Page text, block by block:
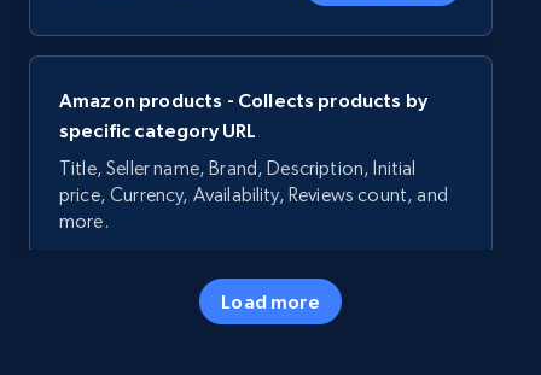
Amazon products - Collects products by
specific category URL
Title, Seller name, Brand, Description, Initial
price, Currency, Availability, Reviews count, and
more.
5.7K+ 今すぐ始める
Load more